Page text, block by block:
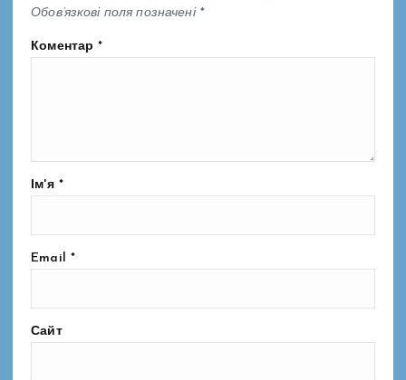
Обов’язкові поля позначені *
Коментар*
Ім'я *
Email *
Сайт